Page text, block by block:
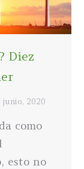
Diez
junio, 2020
como
esto no